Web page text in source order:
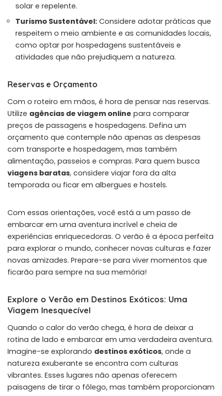
solar e repelente.
Turismo Sustentável: Considere adotar práticas que
respeitem o meio ambiente e as comunidades locais,
como optar por hospedagens sustentáveis e
atividades que não prejudiquem a natureza.
Reservas e Orçamento
Com o roteiro em mãos, é hora de pensar nas reservas.
Utilize agências de viagem online para comparar
preços de passagens e hospedagens. Defina um
orçamento que contemple não apenas as despesas
com transporte e hospedagem, mas também
alimentação, passeios e compras. Para quem busca
viagens baratas, considere viajar fora da alta
temporada ou ficar em albergues e hostels.
Com essas orientações, você está a um passo de
embarcar em uma aventura incrível e cheia de
experiências enriquecedoras. O verão é a época perfeita
para explorar o mundo, conhecer novas culturas e fazer
novas amizades. Prepare-se para viver momentos que
ficarão para sempre na sua memória!
Explore o Verão em Destinos Exóticos: Uma
Viagem Inesquecível
Quando o calor do verão chega, é hora de deixar a
rotina de lado e embarcar em uma verdadeira aventura.
Imagine-se explorando destinos exóticos, onde a
natureza exuberante se encontra com culturas
vibrantes. Esses lugares não apenas oferecem
paisagens de tirar o fôlego, mas também proporcionam